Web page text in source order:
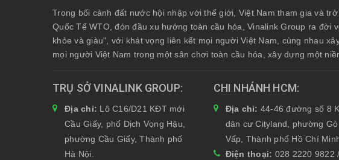
Trong bối cảnh đất nước hội nhập với thế giới, Việt Nam tham gia và
Quốc Tế WTO, đón đầu xu hướng toàn cầu hóa, Vinalink Group ra đời
khỏe và giàu", với khát vọng liên kết mọi người Việt Nam, cùng nhau
mọi người Việt Nam trong một sân chơi toàn cầu hóa, xây dựng một
TRỤ SỞ VINALINK GROUP
Địa chỉ: Lô C16/D21 KĐT mới
Cầu Giấy, phố Dịch Vọng Hậu,
phường Cầu Giấy, Thành phố
Hà Nội.
CHI NHÁNH HCM
Địa chỉ: 44-46 đường số 8
dân cư Cityland, phường Gò
Vấp, Thành phố Hồ Chí
Điện thoại: 028 2220 9822 /